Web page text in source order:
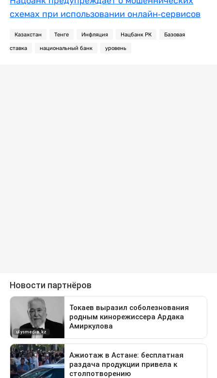
схемах при использовании онлайн-сервисов
Казахстан Тенге Инфляция Нацбанк РК Базовая
ставка национальный банк уровень